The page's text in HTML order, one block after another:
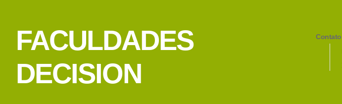
Contato
FACULDADES
DECISION